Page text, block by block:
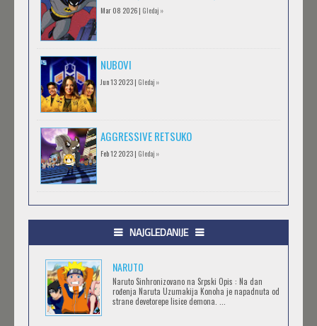
Mar 08 2026 | Gledaj »
NUBOVI
Jun 13 2023 | Gledaj »
AGGRESSIVE RETSUKO
Feb 12 2023 | Gledaj »
.HACK//GIFT
.HACK//LIMINALITY
Feb 12 2023 |Gledaj »
NAJGLEDANIJE
NARUTO
Naruto Sinhronizovano na Srpski Opis : Na dan
rođenja Naruta Uzumakija Konoha je napadnuta od
strane devetorepe lisice demona. ...